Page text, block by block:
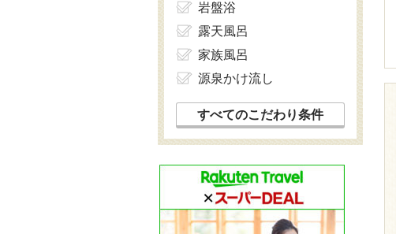
岩盤浴
露天風呂
家族風呂
源泉かけ流し
すべてのこだわり条件